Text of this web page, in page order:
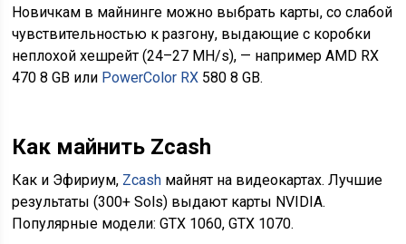
Новичкам в майнинге можно выбрать карты, со слабой
чувствительностью к разгону, выдающие с коробки
неплохой хешрейт (24–27 MH/s), — например AMD RX
470 8 GB или PowerColor RX 580 8 GB.
Как майнить Zcash
Как и Эфириум, Zcash майнят на видеокартах. Лучшие
результаты (300+ Sols) выдают карты NVIDIA.
Популярные модели: GTX 1060, GTX 1070.